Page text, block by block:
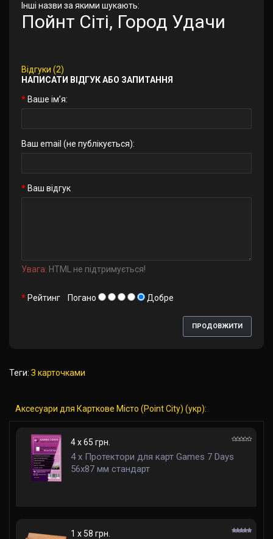
Інші назви за якими шукають:
Пойнт Сіті, Город Удачи
Відгуки (2)
НАПИСАТИ ВІДГУК АБО ЗАПИТАННЯ
Ваше ім’я:
Ваш email (не публікується):
Ваш відгук
Увага: HTML не підтримується!
Рейтинг Погано Добре
ПРОДОВЖИТИ
Теги: З карточками
Аксесуари для Карткове Місто (Point City) (укр):
4 x 65 грн.
4 x Протектори для карт Games 7 Days
56x87 мм стандарт
1 x 58 грн.